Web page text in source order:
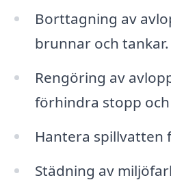
Borttagning av
brunnar och tankar.
Rengöring av
förhindra stopp
Hantera spillvatten
Städning av